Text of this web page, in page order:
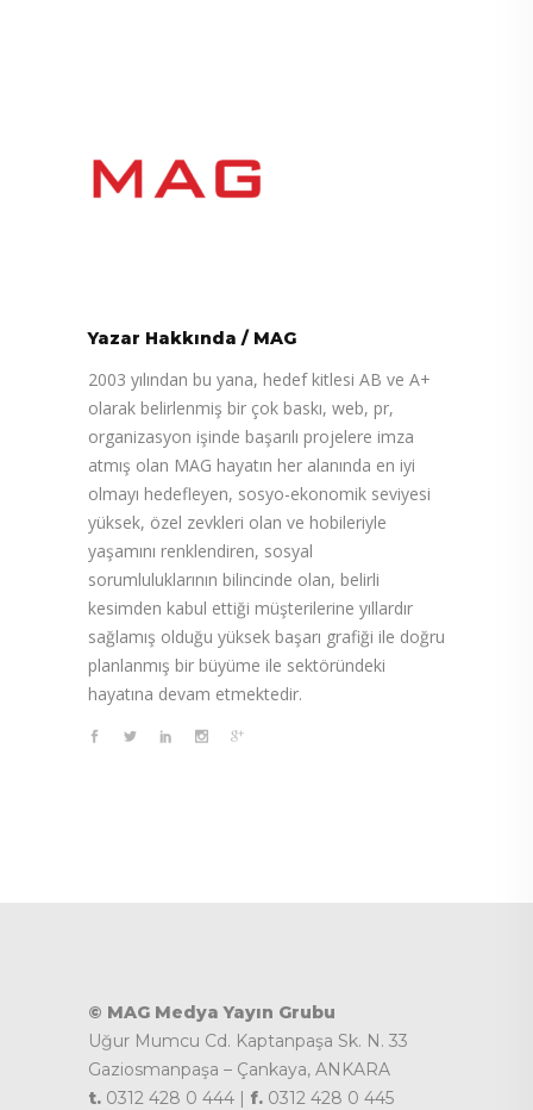
Yazar Hakkında / MAG
2003 yılından bu yana, hedef kitlesi AB ve A+
olarak belirlenmiş bir çok baskı, web, pr,
organizasyon işinde başarılı projelere imza
atmış olan MAG hayatın her alanında en iyi
olmayı hedefleyen, sosyo-ekonomik seviyesi
yüksek, özel zevkleri olan ve hobileriyle
yaşamını renklendiren, sosyal
sorumluluklarının bilincinde olan, belirli
kesimden kabul ettiği müşterilerine yıllardır
sağlamış olduğu yüksek başarı grafiği ile doğru
planlanmış bir büyüme ile sektöründeki
hayatına devam etmektedir.
© MAG Medya Yayın Grubu
Uğur Mumcu Cd. Kaptanpaşa Sk. N. 33
Gaziosmanpaşa – Çankaya, ANKARA
t. 0312 428 0 444 | f. 0312 428 0 445